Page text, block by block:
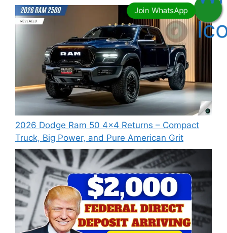
2026 Dodge Ram 50 4×4 Returns – Compact
Truck, Big Power, and Pure American Grit